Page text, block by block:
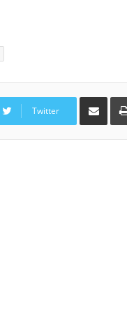
Twitter
Compartir